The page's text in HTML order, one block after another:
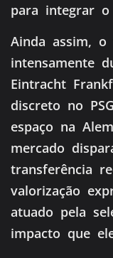
para integrar
Ainda assim,
intensamente
Eintracht
discreto no
espaço na
mercado
transferência
valorização
atuado pela
impacto que